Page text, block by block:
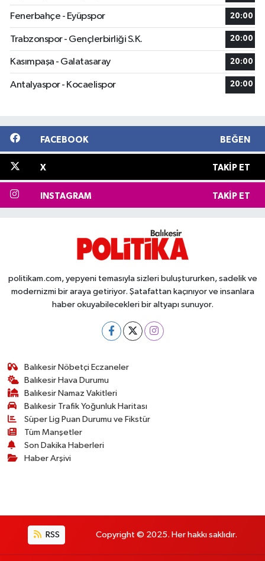
Fenerbahçe - Eyüpspor 20:00
Trabzonspor - Gençlerbirliği S.K. 20:00
Kasımpaşa - Galatasaray 20:00
Antalyaspor - Kocaelispor 20:00
FACEBOOK BEĞEN
X TAKIP ET
INSTAGRAM TAKIP ET
politikam.com, yepyeni temasıyla sizleri buluştururken, sadelik ve
modernizmi bir araya getiriyor. Şatafattan kaçınıyor ve insanlara
haber okuyabilecekleri bir altyapı sunuyor.
Balıkesir Nöbetçi Eczaneler
Balıkesir Hava Durumu
Balıkesir Namaz Vakitleri
Balıkesir Trafik Yoğunluk Haritası
Süper Lig Puan Durumu ve Fikstür
Tüm Manşetler
Son Dakika Haberleri
Haber Arşivi
RSS Copyright © 2025. Her hakkı saklıdır.